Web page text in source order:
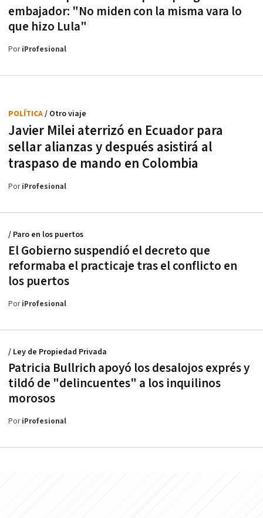
embajador: "No miden con la misma vara lo
que hizo Lula"
PoriProfesional
Javier Milei aterrizó en Ecuador para
sellar alianzas y después asistirá al
traspaso de mando en Colombia
POLÍTICA/ Otro viaje
PoriProfesional
El Gobierno suspendió el decreto que
reformaba el practicaje tras el conflicto en
los puertos
/ Paro en los puertos
PoriProfesional
Patricia Bullrich apoyó los desalojos exprés y
tildó de "delincuentes" a los inquilinos
morosos
/ Ley de Propiedad Privada
PoriProfesional